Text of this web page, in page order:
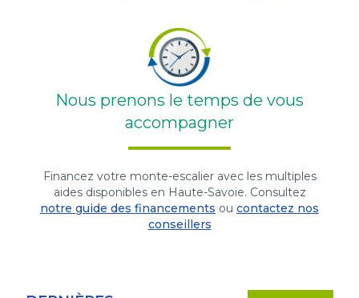
Nous prenons le temps de vous
accompagner
Financez votre monte-escalier avec les multiples
aides disponibles en Haute-Savoie. Consultez
notre guide des financements ou contactez nos
conseillers